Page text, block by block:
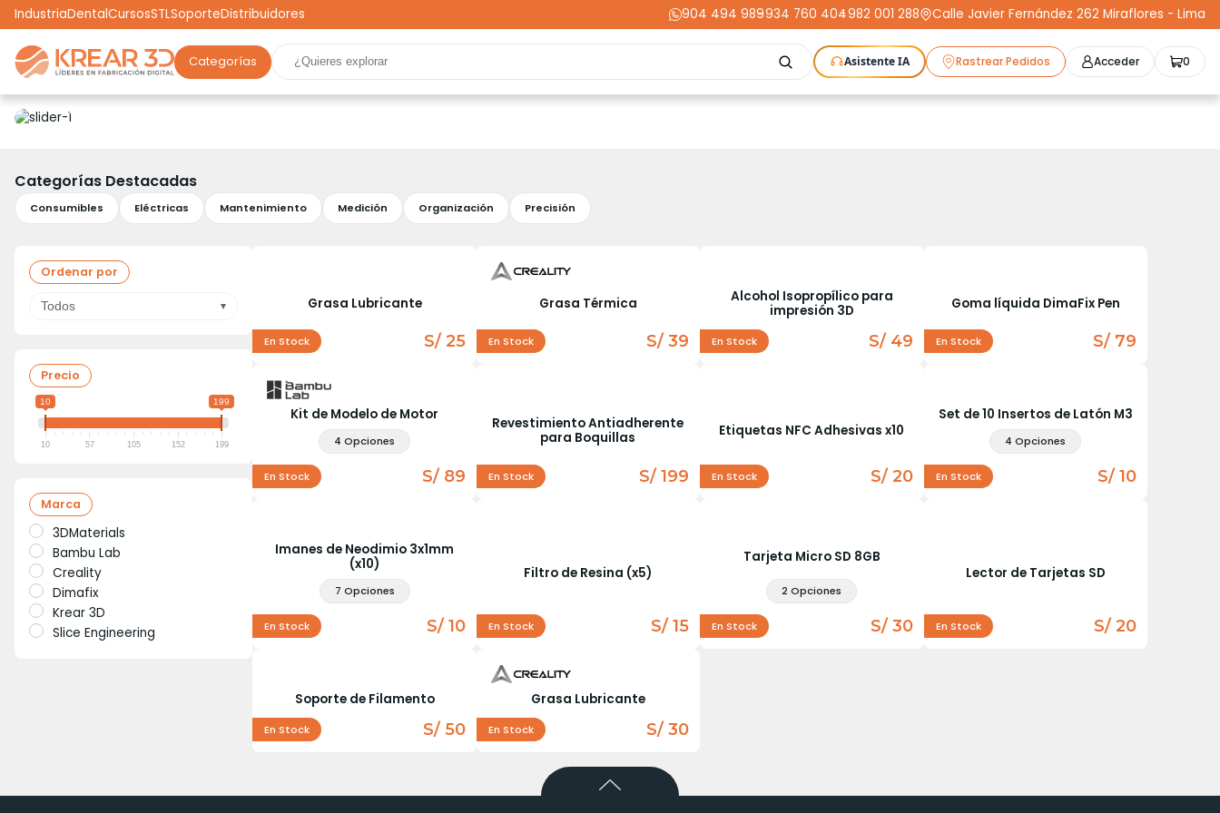
IndustriaDentalCursosSTLSoporteDistribuidores 904 494 989
-934 760 404
-982 001 288 Calle Javier Fernández 262 Miraflores - Lima
Categorías Asistente IA Rastrear Pedidos Acceder 0
Marcas
Categorías Destacadas
Consumibles Eléctricas Mantenimiento Medición Organización Precisión
Ordenar por
Todos
Precio
10 199
10 57 105 152 199
Marca
3DMaterials
Bambu Lab
Creality
Dimafix
Krear 3D
Slice Engineering
Grasa Lubricante
En Stock S/ 25
Grasa Térmica
En Stock S/ 39
Alcohol Isopropílico para
impresión 3D
En Stock S/ 49
Goma líquida DimaFix Pen
En Stock S/ 79
Kit de Modelo de Motor
4 Opciones
En Stock S/ 89
Revestimiento Antiadherente
para Boquillas
En Stock S/ 199
Etiquetas NFC Adhesivas x10
En Stock S/ 20
Set de 10 Insertos de Latón M3
4 Opciones
En Stock S/ 10
Imanes de Neodimio 3x1mm
(x10)
7 Opciones
En Stock S/ 10
Filtro de Resina (x5)
En Stock S/ 15
Tarjeta Micro SD 8GB
2 Opciones
En Stock S/ 30
Lector de Tarjetas SD
En Stock S/ 20
Soporte de Filamento
En Stock S/ 50
Grasa Lubricante
En Stock S/ 30